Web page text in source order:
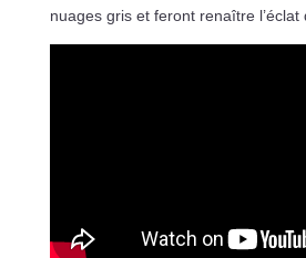
nuages gris et feront renaître l’éclat